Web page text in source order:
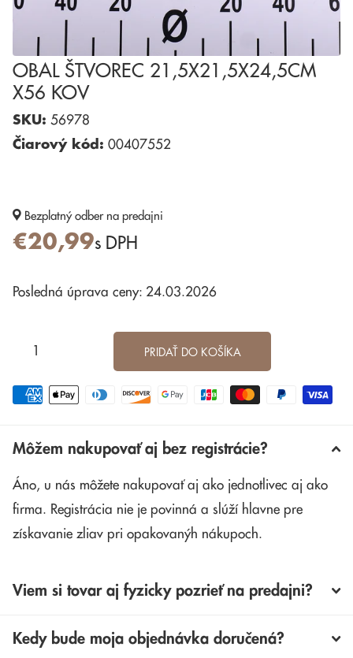
OBAL ŠTVOREC 21,5X21,5X24,5CM
X56 KOV
SKU: 56978
Čiarový kód: 00407552
Bezplatný odber na predajni
€20,99s DPH
Posledná úprava ceny: 24.03.2026
PRIDAŤ DO KOŠÍKA
Môžem nakupovať aj bez registrácie?
Áno, u nás môžete nakupovať aj ako jednotlivec aj ako
firma. Registrácia nie je povinná a slúží hlavne pre
získavanie zliav pri opakovanýh nákupoch.
Viem si tovar aj fyzicky pozrieť na predajni?
Kedy bude moja objednávka doručená?